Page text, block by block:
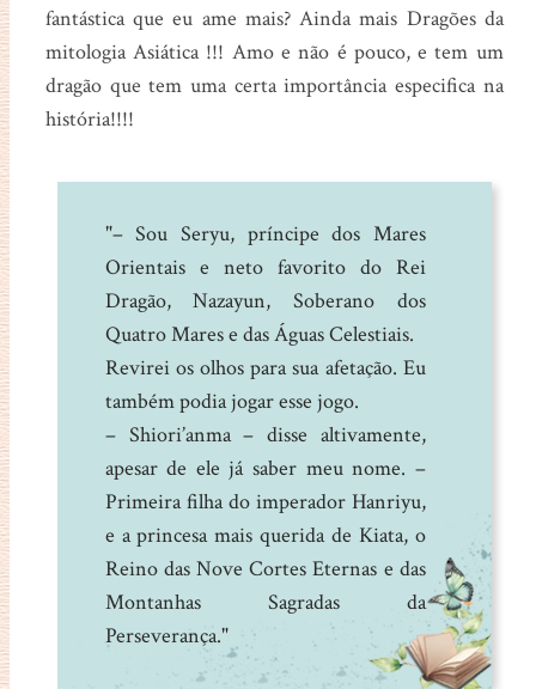
fantástica que eu ame mais? Ainda mais Dragões da
mitologia Asiática !!! Amo e não é pouco, e tem um
dragão que tem uma certa importância especifica na
história!!!!
"– Sou Seryu, príncipe dos Mares
Orientais e neto favorito do Rei
Dragão, Nazayun, Soberano dos
Quatro Mares e das Águas Celestiais.
Revirei os olhos para sua afetação. Eu
também podia jogar esse jogo.
– Shiori’anma – disse altivamente,
apesar de ele já saber meu nome. –
Primeira filha do imperador Hanriyu,
e a princesa mais querida de Kiata, o
Reino das Nove Cortes Eternas e das
Montanhas Sagradas da
Perseverança."